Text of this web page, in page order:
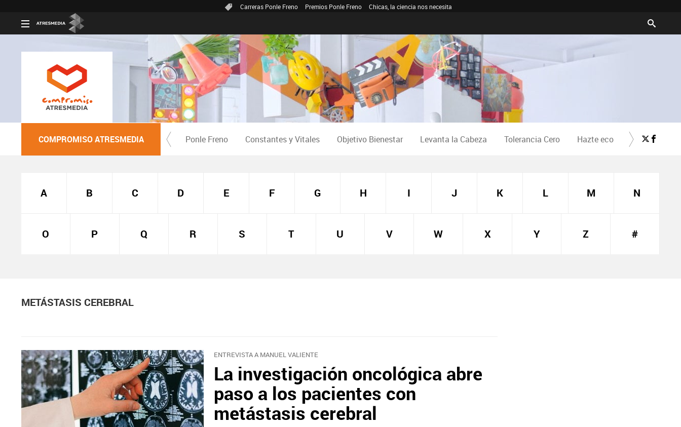
Carreras Ponle Freno Premios Ponle Freno Chicas, la ciencia nos necesita
COMPROMISO ATRESMEDIA Ponle Freno Constantes y Vitales Objetivo Bienestar Levanta la Cabeza Tolerancia Cero Hazte eco Crea Cultura
A B C D E F G H I J K L M N
O P Q R S T U V W X Y Z #
METÁSTASIS CEREBRAL
ENTREVISTA A MANUEL VALIENTE
La investigación oncológica abre
paso a los pacientes con
metástasis cerebral